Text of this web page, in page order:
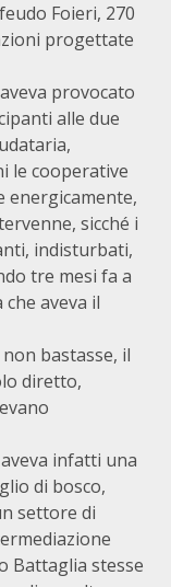
Foieri, 270
progettate
provocato
alle due
le cooperative
energicamente,
sicché i
indisturbati,
tre mesi fa a
aveva il
bastasse, il
diretto,
infatti una
di bosco,
settore di
Battaglia stesse